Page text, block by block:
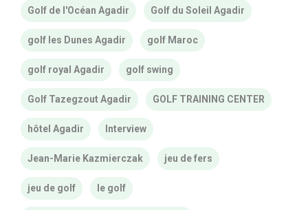
Golf de l'Océan Agadir Golf du Soleil Agadir
golf les Dunes Agadir golf Maroc
golf royal Agadir golf swing
Golf Tazegzout Agadir GOLF TRAINING CENTER
hôtel Agadir Interview
Jean-Marie Kazmierczak jeu de fers
jeu de golf le golf